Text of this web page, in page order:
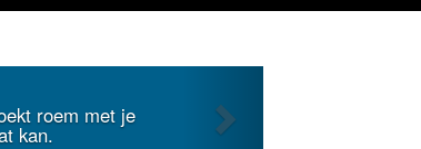
literatuur voor